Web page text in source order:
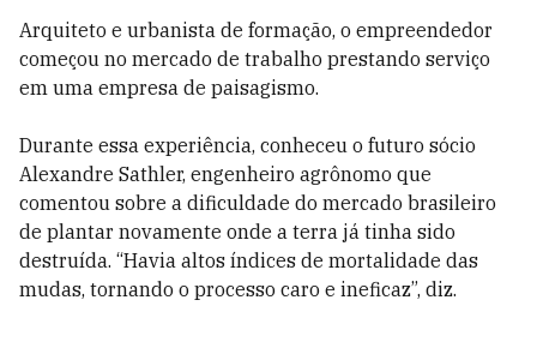
Arquiteto e urbanista de formação, o empreendedor
começou no mercado de trabalho prestando serviço
em uma empresa de paisagismo.
Durante essa experiência, conheceu o futuro sócio
Alexandre Sathler, engenheiro agrônomo que
comentou sobre a dificuldade do mercado brasileiro
de plantar novamente onde a terra já tinha sido
destruída. “Havia altos índices de mortalidade das
mudas, tornando o processo caro e ineficaz”, diz.